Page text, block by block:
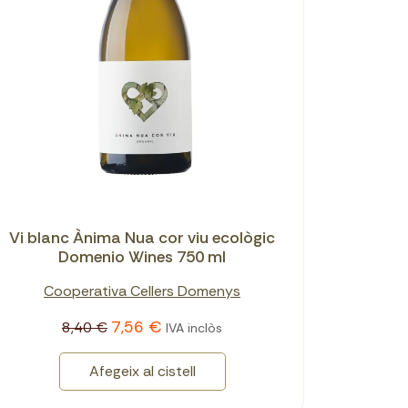
Vi blanc Ànima Nua cor viu ecològic
Domenio Wines 750 ml
Cooperativa Cellers Domenys
8,40 € 7,56 € IVA inclòs
Afegeix al cistell